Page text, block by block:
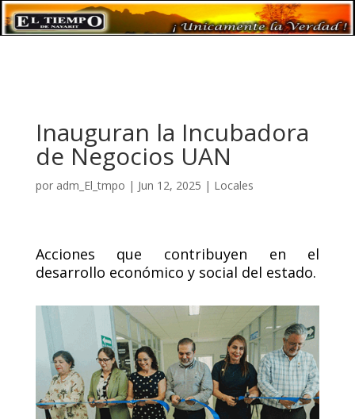
Inauguran la Incubadora
de Negocios UAN
por adm_El_tmpo | Jun 12, 2025 | Locales
Acciones que contribuyen en el
desarrollo económico y social del estado.